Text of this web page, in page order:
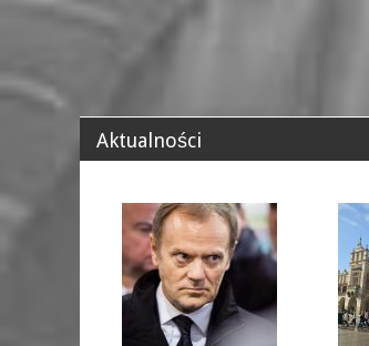
Aktualności